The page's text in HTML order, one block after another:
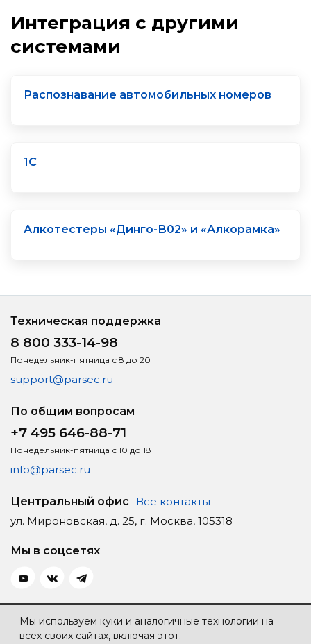
Интеграция с другими
системами
Распознавание автомобильных номеров
1С
Алкотестеры «Динго-В02» и «Алкорамка»
Техническая поддержка
8 800 333-14-98
Понедельник-пятница с 8 до 20
support@parsec.ru
По общим вопросам
+7 495 646-88-71
Понедельник-пятница с 10 до 18
info@parsec.ru
Центральный офис
Все контакты
ул. Мироновская, д. 25, г. Москва, 105318
Мы в соцсетях
Политика конфиденциальности
Карта сайта
Мы используем куки и аналогичные технологии на
всех своих сайтах, включая этот.